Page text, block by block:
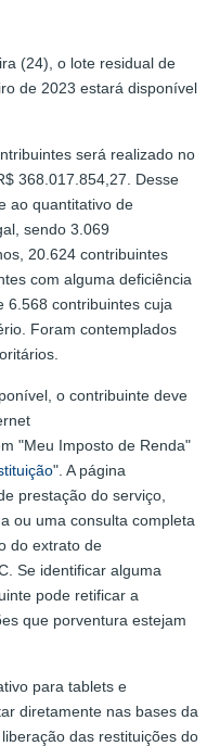
(24), o lote residual de
de 2023 estará disponível
será realizado no
368.017.854,27. Desse
ao quantitativo de
sendo 3.069
20.624 contribuintes
com alguma deficiência
6.568 contribuintes cuja
Foram contemplados
o contribuinte deve
"Meu Imposto de Renda"
". A página
prestação do serviço,
ou uma consulta completa
do extrato de
Se identificar alguma
pode retificar a
que porventura estejam
para tablets e
diretamente nas bases da
das restituições do